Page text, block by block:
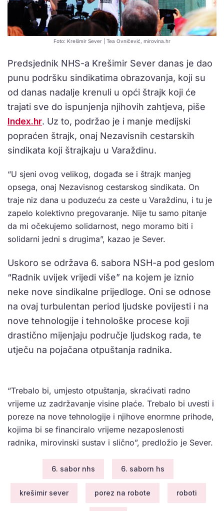
Foto: Krešimir Sever | Tea Ovničević, mirovina.hr
Predsjednik NHS-a Krešimir Sever danas je dao
punu podršku sindikatima obrazovanja, koji su
od danas nadalje krenuli u opći štrajk koji će
trajati sve do ispunjenja njihovih zahtjeva, piše
Index.hr. Uz to, podržao je i manje medijski
popraćen štrajk, onaj Nezavisnih cestarskih
sindikata koji štrajkaju u Varaždinu.
“U sjeni ovog velikog, događa se i štrajk manjeg
opsega, onaj Nezavisnog cestarskog sindikata. On
traje niz dana u poduzeću za ceste u Varaždinu, i tu je
zapelo kolektivno pregovaranje. Nije tu samo pitanje
da mi očekujemo solidarnost, nego moramo biti i
solidarni jedni s drugima”, kazao je Sever.
Uskoro se održava 6. sabora NSH-a pod geslom
“Radnik uvijek vrijedi više” na kojem je iznio
neke nove sindikalne prijedloge. Oni se odnose
na ovaj turbulentan period ljudske povijesti i na
nove tehnologije i tehnološke procese koji
drastično mijenjaju područje ljudskog rada, te
utječu na pojačana otpuštanja radnika.
“Trebalo bi, umjesto otpuštanja, skraćivati radno
vrijeme uz zadržavanje visine plaće. Trebalo bi uvesti i
poreze na nove tehnologije i njihove enormne prihode,
kojima bi se financiralo vrijeme nezaposlenosti
radnika, mirovinski sustav i slično”, predložio je Sever.
6. sabor nhs 6. saborn hs
krešimir sever porez na robote roboti